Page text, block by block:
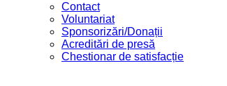
Contact
Voluntariat
Sponsorizări/Donații
Acreditări de presă
Chestionar de satisfacție